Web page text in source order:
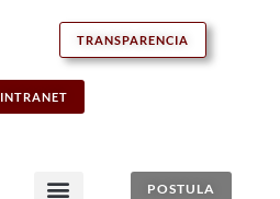
TRANSPARENCIA
INTRANET
POSTULA